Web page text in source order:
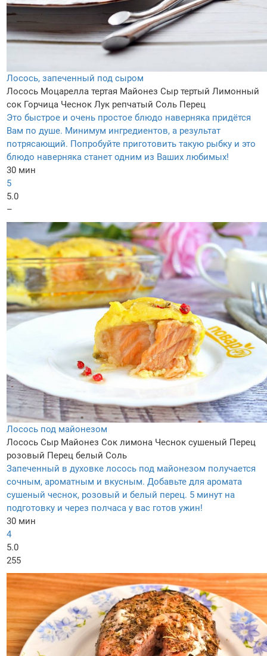
Лосось, запеченный под сыром
Лосось Моцарелла тертая Майонез Сыр тертый Лимонный
сок Горчица Чеснок Лук репчатый Соль Перец
Это быстрое и очень простое блюдо наверняка придётся
Вам по душе. Минимум ингредиентов, а результат
потрясающий. Попробуйте приготовить такую рыбку и это
блюдо наверняка станет одним из Ваших любимых!
30 мин
5
5.0
–
Лосось под майонезом
Лосось Сыр Майонез Сок лимона Чеснок сушеный Перец
розовый Перец белый Соль
Запеченный в духовке лосось под майонезом получается
сочным, ароматным и вкусным. Добавьте для аромата
сушеный чеснок, розовый и белый перец. 5 минут на
подготовку и через полчаса у вас готов ужин!
30 мин
4
5.0
255